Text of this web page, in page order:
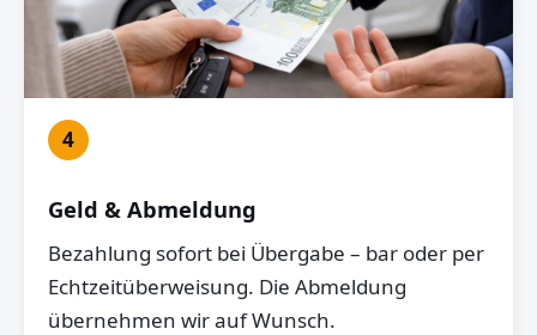
4
Geld & Abmeldung
Bezahlung sofort bei Übergabe – bar oder per
Echtzeitüberweisung. Die Abmeldung
übernehmen wir auf Wunsch.